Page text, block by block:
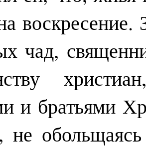
воскресение.
чад,
и братьями